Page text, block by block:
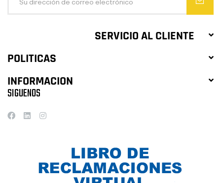
SERVICIO AL CLIENTE
POLITICAS
INFORMACION
SIGUENOS